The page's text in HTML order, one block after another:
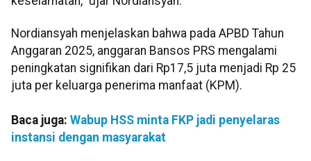
Nordiansyah menjelaskan bahwa pada APBD Tahun
Anggaran 2025, anggaran Bansos PRS mengalami
peningkatan signifikan dari Rp17,5 juta menjadi Rp 25
juta per keluarga penerima manfaat (KPM).
Baca juga: Wabup HSS minta FKP jadi penyelaras
instansi dengan masyarakat